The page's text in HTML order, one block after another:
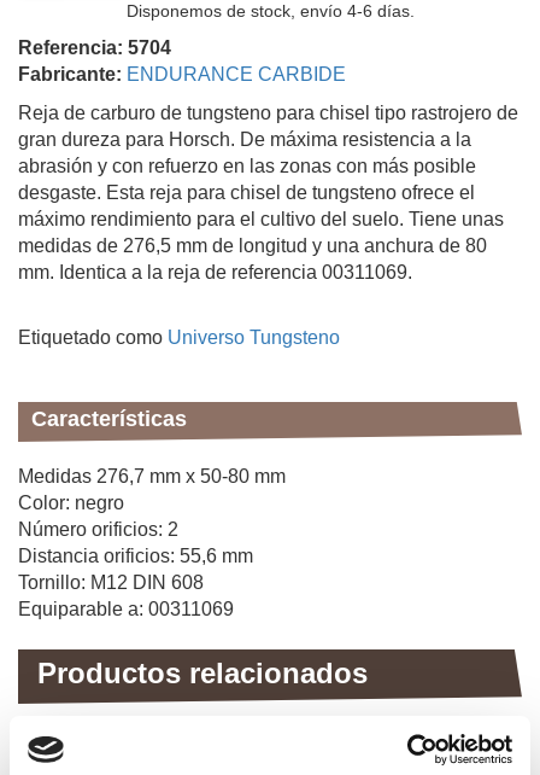
Disponemos de stock, envío 4-6 días.
Referencia: 5704
Fabricante: ENDURANCE CARBIDE
Reja de carburo de tungsteno para chisel tipo rastrojero de
gran dureza para Horsch. De máxima resistencia a la
abrasión y con refuerzo en las zonas con más posible
desgaste. Esta reja para chisel de tungsteno ofrece el
máximo rendimiento para el cultivo del suelo. Tiene unas
medidas de 276,5 mm de longitud y una anchura de 80
mm. Identica a la reja de referencia 00311069.
Etiquetado como Universo Tungsteno
Características
Medidas 276,7 mm x 50-80 mm
Color: negro
Número orificios: 2
Distancia orificios: 55,6 mm
Tornillo: M12 DIN 608
Equiparable a: 00311069
Productos relacionados